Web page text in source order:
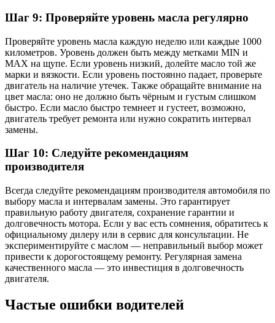
Шаг 9: Проверяйте уровень масла регулярно
Проверяйте уровень масла каждую неделю или каждые 1000
километров. Уровень должен быть между метками MIN и
MAX на щупе. Если уровень низкий, долейте масло той же
марки и вязкости. Если уровень постоянно падает, проверьте
двигатель на наличие утечек. Также обращайте внимание на
цвет масла: оно не должно быть чёрным и густым слишком
быстро. Если масло быстро темнеет и густеет, возможно,
двигатель требует ремонта или нужно сократить интервал
замены.
Шаг 10: Следуйте рекомендациям
производителя
Всегда следуйте рекомендациям производителя автомобиля по
выбору масла и интервалам замены. Это гарантирует
правильную работу двигателя, сохранение гарантии и
долговечность мотора. Если у вас есть сомнения, обратитесь к
официальному дилеру или в сервис для консультации. Не
экспериментируйте с маслом — неправильный выбор может
привести к дорогостоящему ремонту. Регулярная замена
качественного масла — это инвестиция в долговечность
двигателя.
Частые ошибки водителей